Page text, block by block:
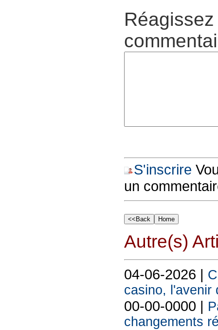
S'inscrire
un
Autre(s)
04-06-2026 |
casino, l'avenir
00-00-0000 |
changements